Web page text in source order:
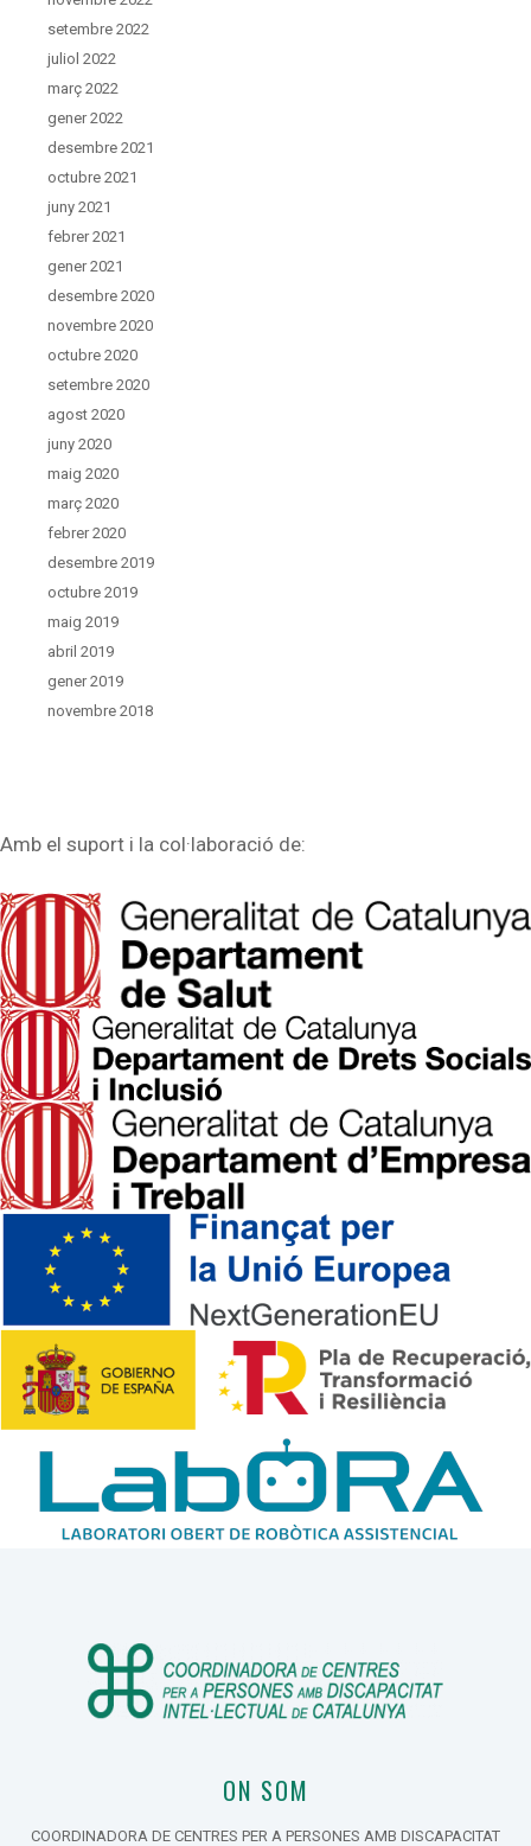
setembre 2022
juliol 2022
març 2022
gener 2022
desembre 2021
octubre 2021
juny 2021
febrer 2021
gener 2021
desembre 2020
novembre 2020
octubre 2020
setembre 2020
agost 2020
juny 2020
maig 2020
març 2020
febrer 2020
desembre 2019
octubre 2019
maig 2019
abril 2019
gener 2019
novembre 2018
Amb el suport i la col·laboració de:
ON SOM
COORDINADORA DE CENTRES PER A PERSONES AMB DISCAPACITAT